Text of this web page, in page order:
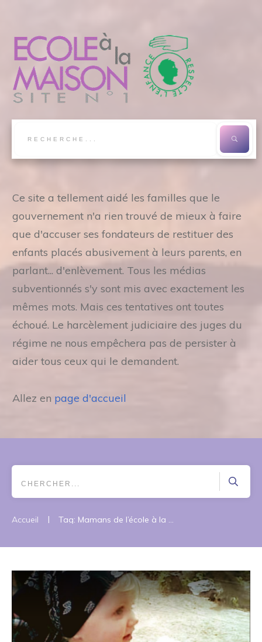
Ce site a tellement aidé les familles que le
gouvernement n'a rien trouvé de mieux à faire
que d'accuser ses fondateurs de restituer des
enfants placés abusivement à leurs parents, en
parlant... d'enlèvement. Tous les médias
subventionnés s'y sont mis avec exactement les
mêmes mots. Mais ces tentatives ont toutes
échoué. Le harcèlement judiciaire des juges du
régime ne nous empêchera pas de persister à
aider tous ceux qui le demandent.
Allez en page d'accueil
Accueil | Tag: Mamans de l’école à la maison